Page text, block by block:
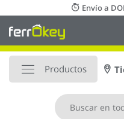
al
contenido
Envío a
Productos